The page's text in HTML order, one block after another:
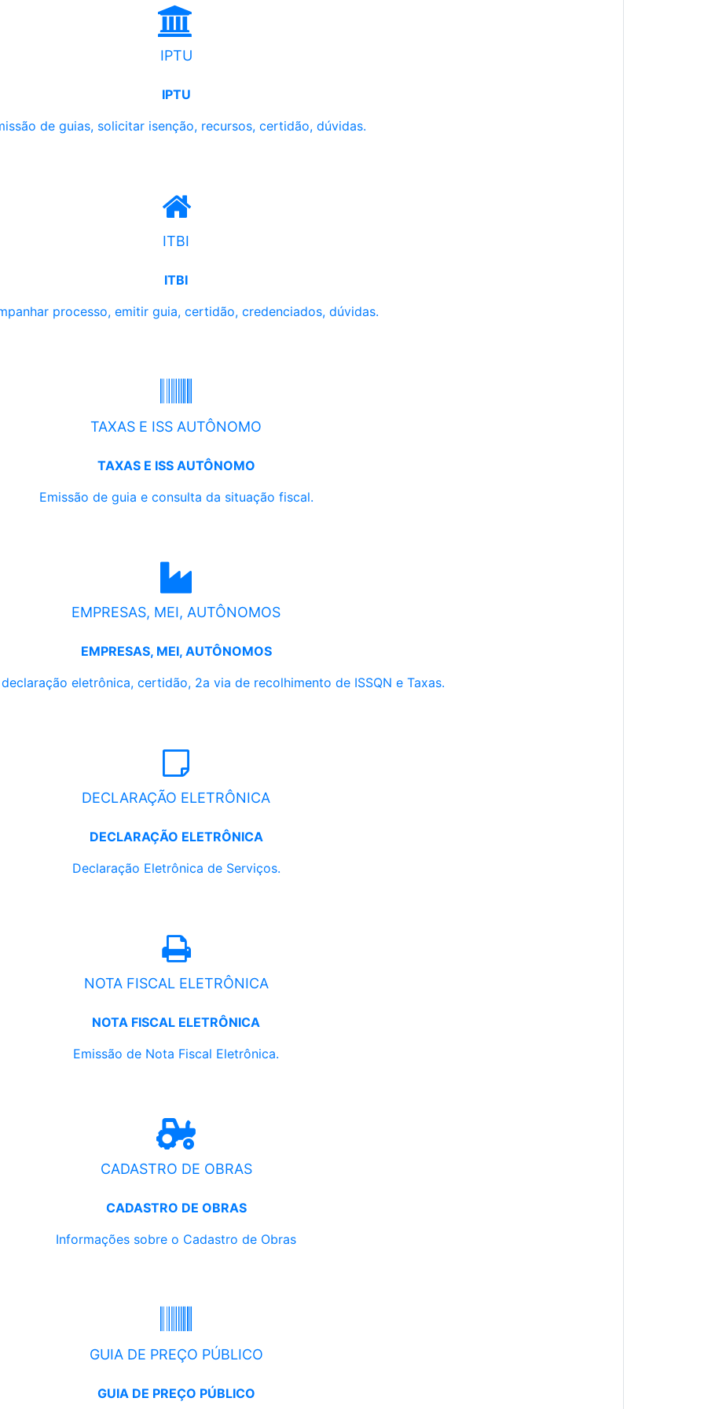
IPTU
IPTU
de guias, solicitar isenção, recursos, certidão, dúvidas.
ITBI
ITBI
processo, emitir guia, certidão, credenciados, dúvidas.
TAXAS E ISS AUTÔNOMO
TAXAS E ISS AUTÔNOMO
Emissão de guia e consulta da situação fiscal.
EMPRESAS, MEI, AUTÔNOMOS
EMPRESAS, MEI, AUTÔNOMOS
eletrônica, certidão, 2a via de recolhimento de ISSQN e Taxas.
DECLARAÇÃO ELETRÔNICA
DECLARAÇÃO ELETRÔNICA
Declaração Eletrônica de Serviços.
NOTA FISCAL ELETRÔNICA
NOTA FISCAL ELETRÔNICA
Emissão de Nota Fiscal Eletrônica.
CADASTRO DE OBRAS
CADASTRO DE OBRAS
Informações sobre o Cadastro de Obras
GUIA DE PREÇO PÚBLICO
GUIA DE PREÇO PÚBLICO